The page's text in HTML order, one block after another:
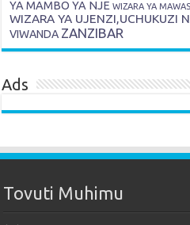
YA MAMBO YA NJE WIZARA YA
WIZARA YA UJENZI,UCHUKUZI
VIWANDA ZANZIBAR
Ads
Tovuti Muhimu